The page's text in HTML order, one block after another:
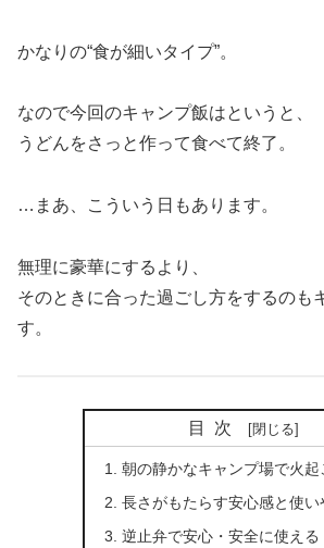
かなりの“食が細いタイプ”。
なので今回のキャンプ飯はというと、
うどんをさっと作って食べて終了。
…まあ、こういう日もあります。
無理に豪華にするより、
そのときに合った過ごし方をするのも
す。
目次
朝の静かなキャンプ場で火起
長さがもたらす安心感と使い
逆止弁で安心・安全に使える